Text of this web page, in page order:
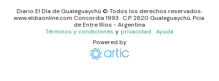
Diario El Día de Gualeguaychú © Todos los derechos reservados.·
www.eldiaonline.com Concordia 1993 · C.P.2820 Gualeguaychú, Pcia.
deEntre Ríos - Argentina
Términos y condiciones y privacidad · Ayuda
Powered by